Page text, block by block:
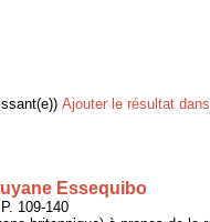
Ajouter le résultat
Essequibo
109-140